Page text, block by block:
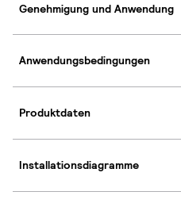
Genehmigung und Anwendung
Anwendungsbedingungen
Produktdaten
Installationsdiagramme